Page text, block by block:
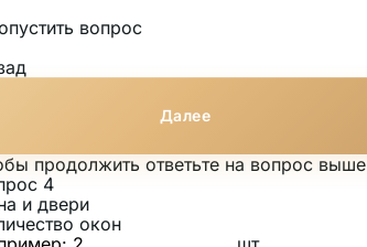
вопрос
Далее
продолжить ответьте на вопрос выше
4
и двери
окон